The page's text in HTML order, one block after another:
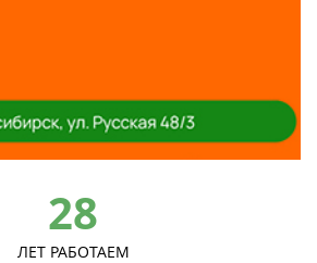
28
ЛЕТ РАБОТАЕМ